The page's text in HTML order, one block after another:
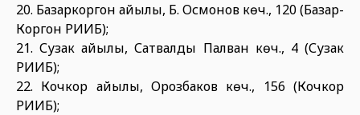
20. Базаркоргон айылы, Б. Осмонов көч., 120 (Базар-
Коргон РИИБ);
21. Сузак айылы, Сатвалды Палван көч., 4 (Сузак
РИИБ);
22. Кочкор айылы, Орозбаков көч., 156 (Кочкор
РИИБ);